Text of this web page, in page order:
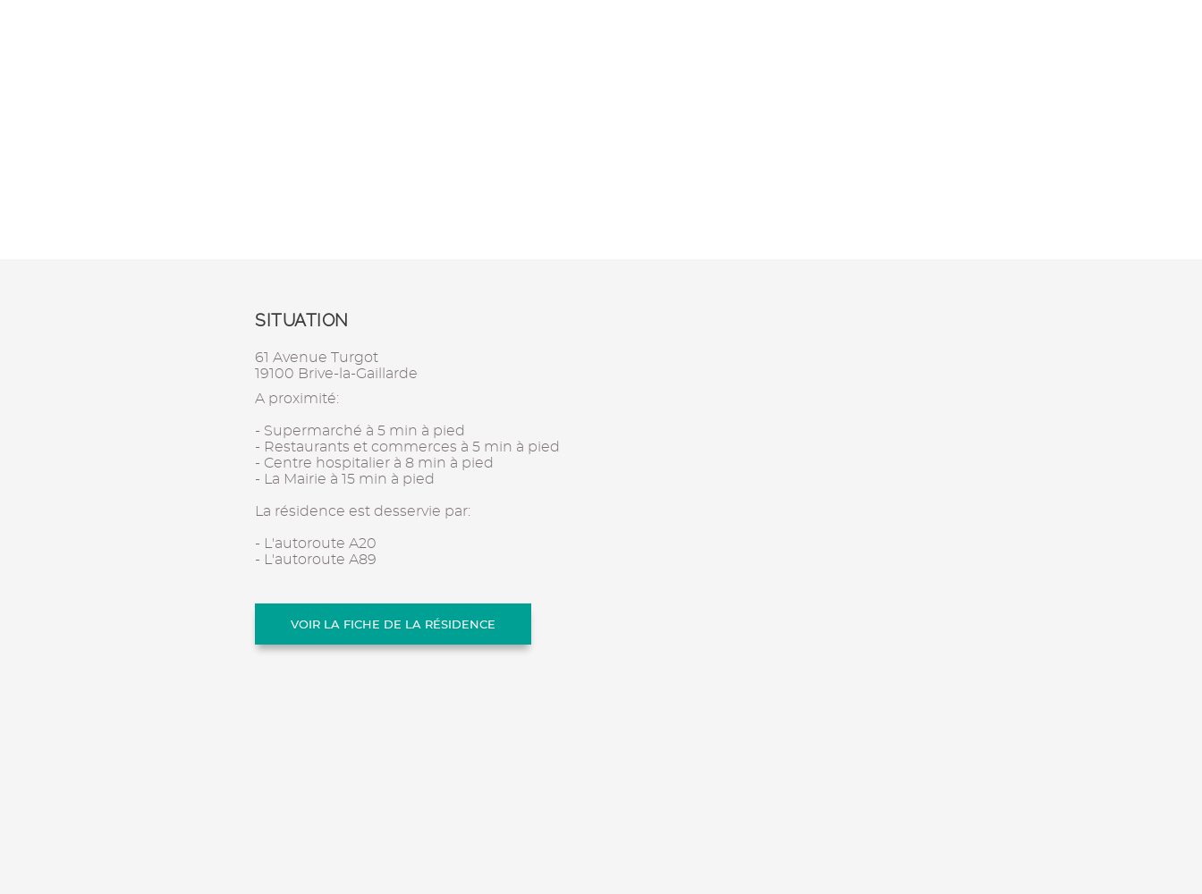
SITUATION
61 Avenue Turgot
19100 Brive-la-Gaillarde
A proximité:
- Supermarché à 5 min à pied
- Restaurants et commerces à 5 min à pied
- Centre hospitalier à 8 min à pied
- La Mairie à 15 min à pied
La résidence est desservie par:
- L'autoroute A20
- L'autoroute A89
VOIR LA FICHE DE LA RÉSIDENCE